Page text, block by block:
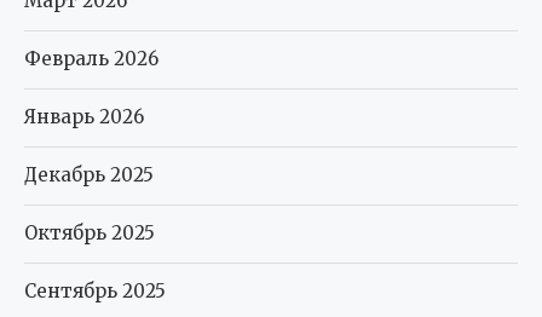
Февраль 2026
Январь 2026
Декабрь 2025
Октябрь 2025
Сентябрь 2025